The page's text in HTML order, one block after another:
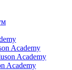
Academy
Academy
Academy